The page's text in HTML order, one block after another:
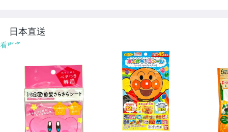
日本直送
看更多